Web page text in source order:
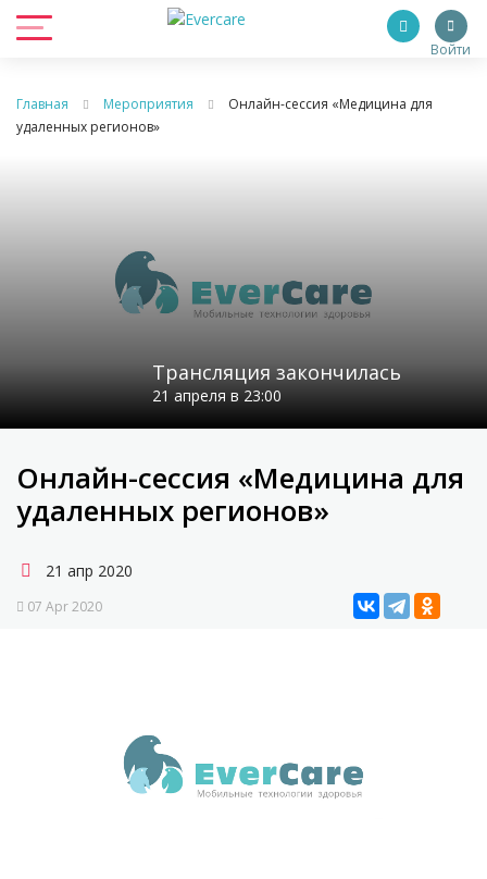
Войти
Главная Мероприятия
Онлайн-сессия «Медицина для
удаленных регионов»
Трансляция закончилась
21 апреля в 23:00
Онлайн-сессия «Медицина для
удаленных регионов»
21 апр 2020
07 Apr 2020